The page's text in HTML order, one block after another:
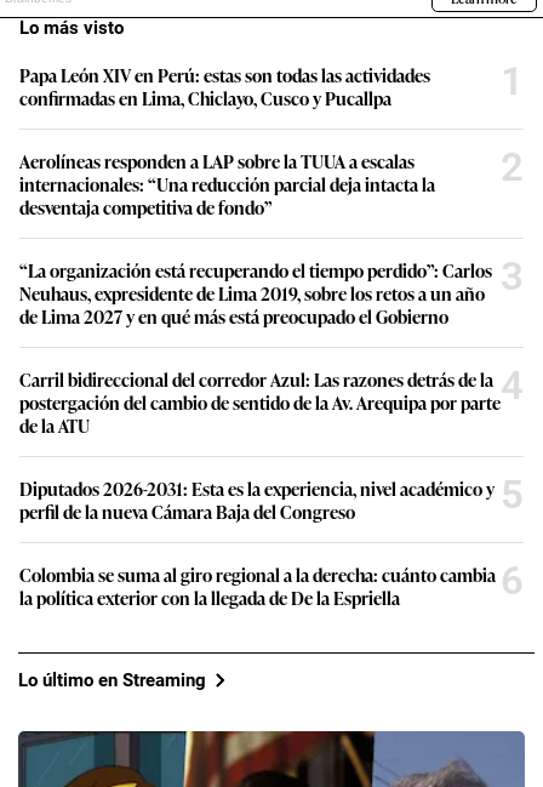
Lo más visto
Papa León XIV en Perú: estas son todas las actividades
confirmadas en Lima, Chiclayo, Cusco y Pucallpa
1
Aerolíneas responden a LAP sobre la TUUA a escalas
internacionales: “Una reducción parcial deja intacta la
desventaja competitiva de fondo”
2
“La organización está recuperando el tiempo perdido”: Carlos
Neuhaus, expresidente de Lima 2019, sobre los retos a un año
de Lima 2027 y en qué más está preocupado el Gobierno
3
Carril bidireccional del corredor Azul: Las razones detrás de la
postergación del cambio de sentido de la Av. Arequipa por parte
de la ATU
4
Diputados 2026-2031: Esta es la experiencia, nivel académico y
perfil de la nueva Cámara Baja del Congreso
5
Colombia se suma al giro regional a la derecha: cuánto cambia
la política exterior con la llegada de De la Espriella
6
Lo último en Streaming